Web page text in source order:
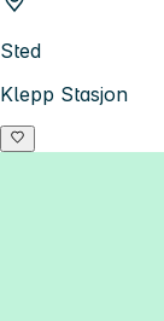
Sted
Klepp Stasjon